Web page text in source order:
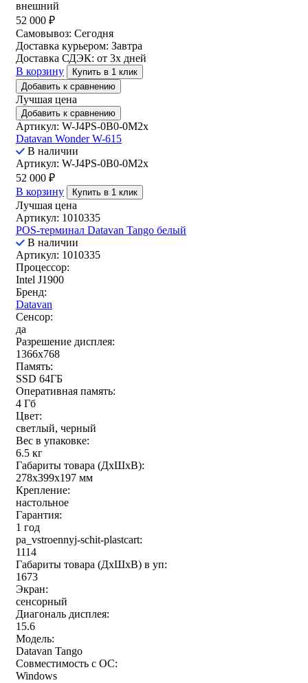
внешний
52 000 ₽
Самовывоз: Сегодня
Доставка курьером: Завтра
Доставка СДЭК: от 3х дней
В корзину
Купить в 1 клик
Добавить к сравнению
Лучшая цена
Добавить к сравнению
Артикул: W-J4PS-0B0-0M2x
Datavan Wonder W-615
В наличии
Артикул: W-J4PS-0B0-0M2x
52 000 ₽
В корзину
Купить в 1 клик
Лучшая цена
Артикул: 1010335
POS-терминал Datavan Tango белый
В наличии
Артикул: 1010335
Процессор:
Intel J1900
Бренд:
Datavan
Сенсор:
да
Разрешение дисплея:
1366x768
Память:
SSD 64ГБ
Оперативная память:
4 Гб
Цвет:
светлый, черный
Вес в упаковке:
6.5 кг
Габариты товара (ДxШxВ):
278x399x197 мм
Крепление:
настольное
Гарантия:
1 год
pa_vstroennyj-schit-plastcart:
1114
Габариты товара (ДxШxВ) в уп:
1673
Экран:
сенсорный
Диагональ дисплея:
15.6
Модель:
Datavan Tango
Совместимость с ОС:
Windows